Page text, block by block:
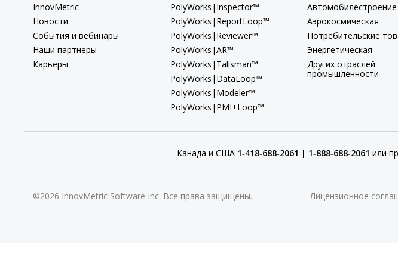
InnovMetric
Новости
События и вебинары
Наши партнеры
Карьеры
PolyWorks|Inspector™
PolyWorks|ReportLoop™
PolyWorks|Reviewer™
PolyWorks|AR™
PolyWorks|Talisman™
PolyWorks|DataLoop™
PolyWorks|Modeler™
PolyWorks|PMI+Loop™
Автомобилестроение
Аэрокосмическая
Потребительские
Энергетическая
Других отраслей
промышленности
Канада и США 1‑418‑688‑2061 | 1‑888‑688‑2061 или
©2026 InnovMetric Software Inc. Все права защищены. Лицензионное